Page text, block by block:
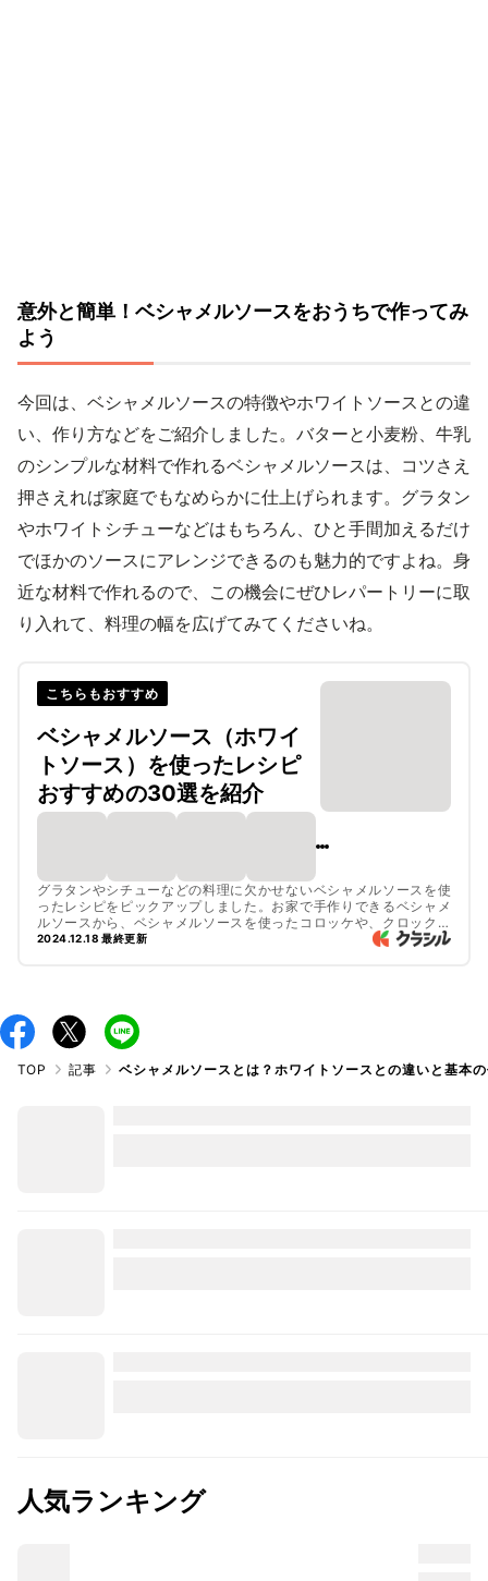
意外と簡単！ベシャメルソースをおうちで作ってみ
よう
今回は、ベシャメルソースの特徴やホワイトソースとの違
い、作り方などをご紹介しました。バターと小麦粉、牛乳
のシンプルな材料で作れるベシャメルソースは、コツさえ
押さえれば家庭でもなめらかに仕上げられます。グラタン
やホワイトシチューなどはもちろん、ひと手間加えるだけ
でほかのソースにアレンジできるのも魅力的ですよね。身
近な材料で作れるので、この機会にぜひレパートリーに取
り入れて、料理の幅を広げてみてくださいね。
こちらもおすすめ
ベシャメルソース（ホワイ
トソース）を使ったレシピ
おすすめの30選を紹介
グラタンやシチューなどの料理に欠かせないベシャメルソースを使
ったレシピをピックアップしました。お家で手作りできるベシャメ
ルソースから、ベシャメルソースを使ったコロッケや、クロックム
ッシュなど幅広くご紹介しているので、ぜひチェックしてみてくだ
2024.12.18 最終更新
TOP 記事 ベシャメルソースとは？ホワイトソースとの違いと基本
人気ランキング